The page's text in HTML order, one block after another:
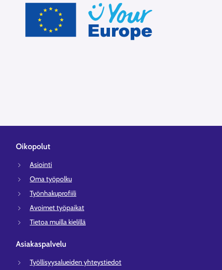
Oikopolut
Asiointi
Oma työpolku
Työnhakuprofiili
Avoimet työpaikat
Tietoa muilla kielillä
Asiakaspalvelu
Työllisyysalueiden yhteystiedot